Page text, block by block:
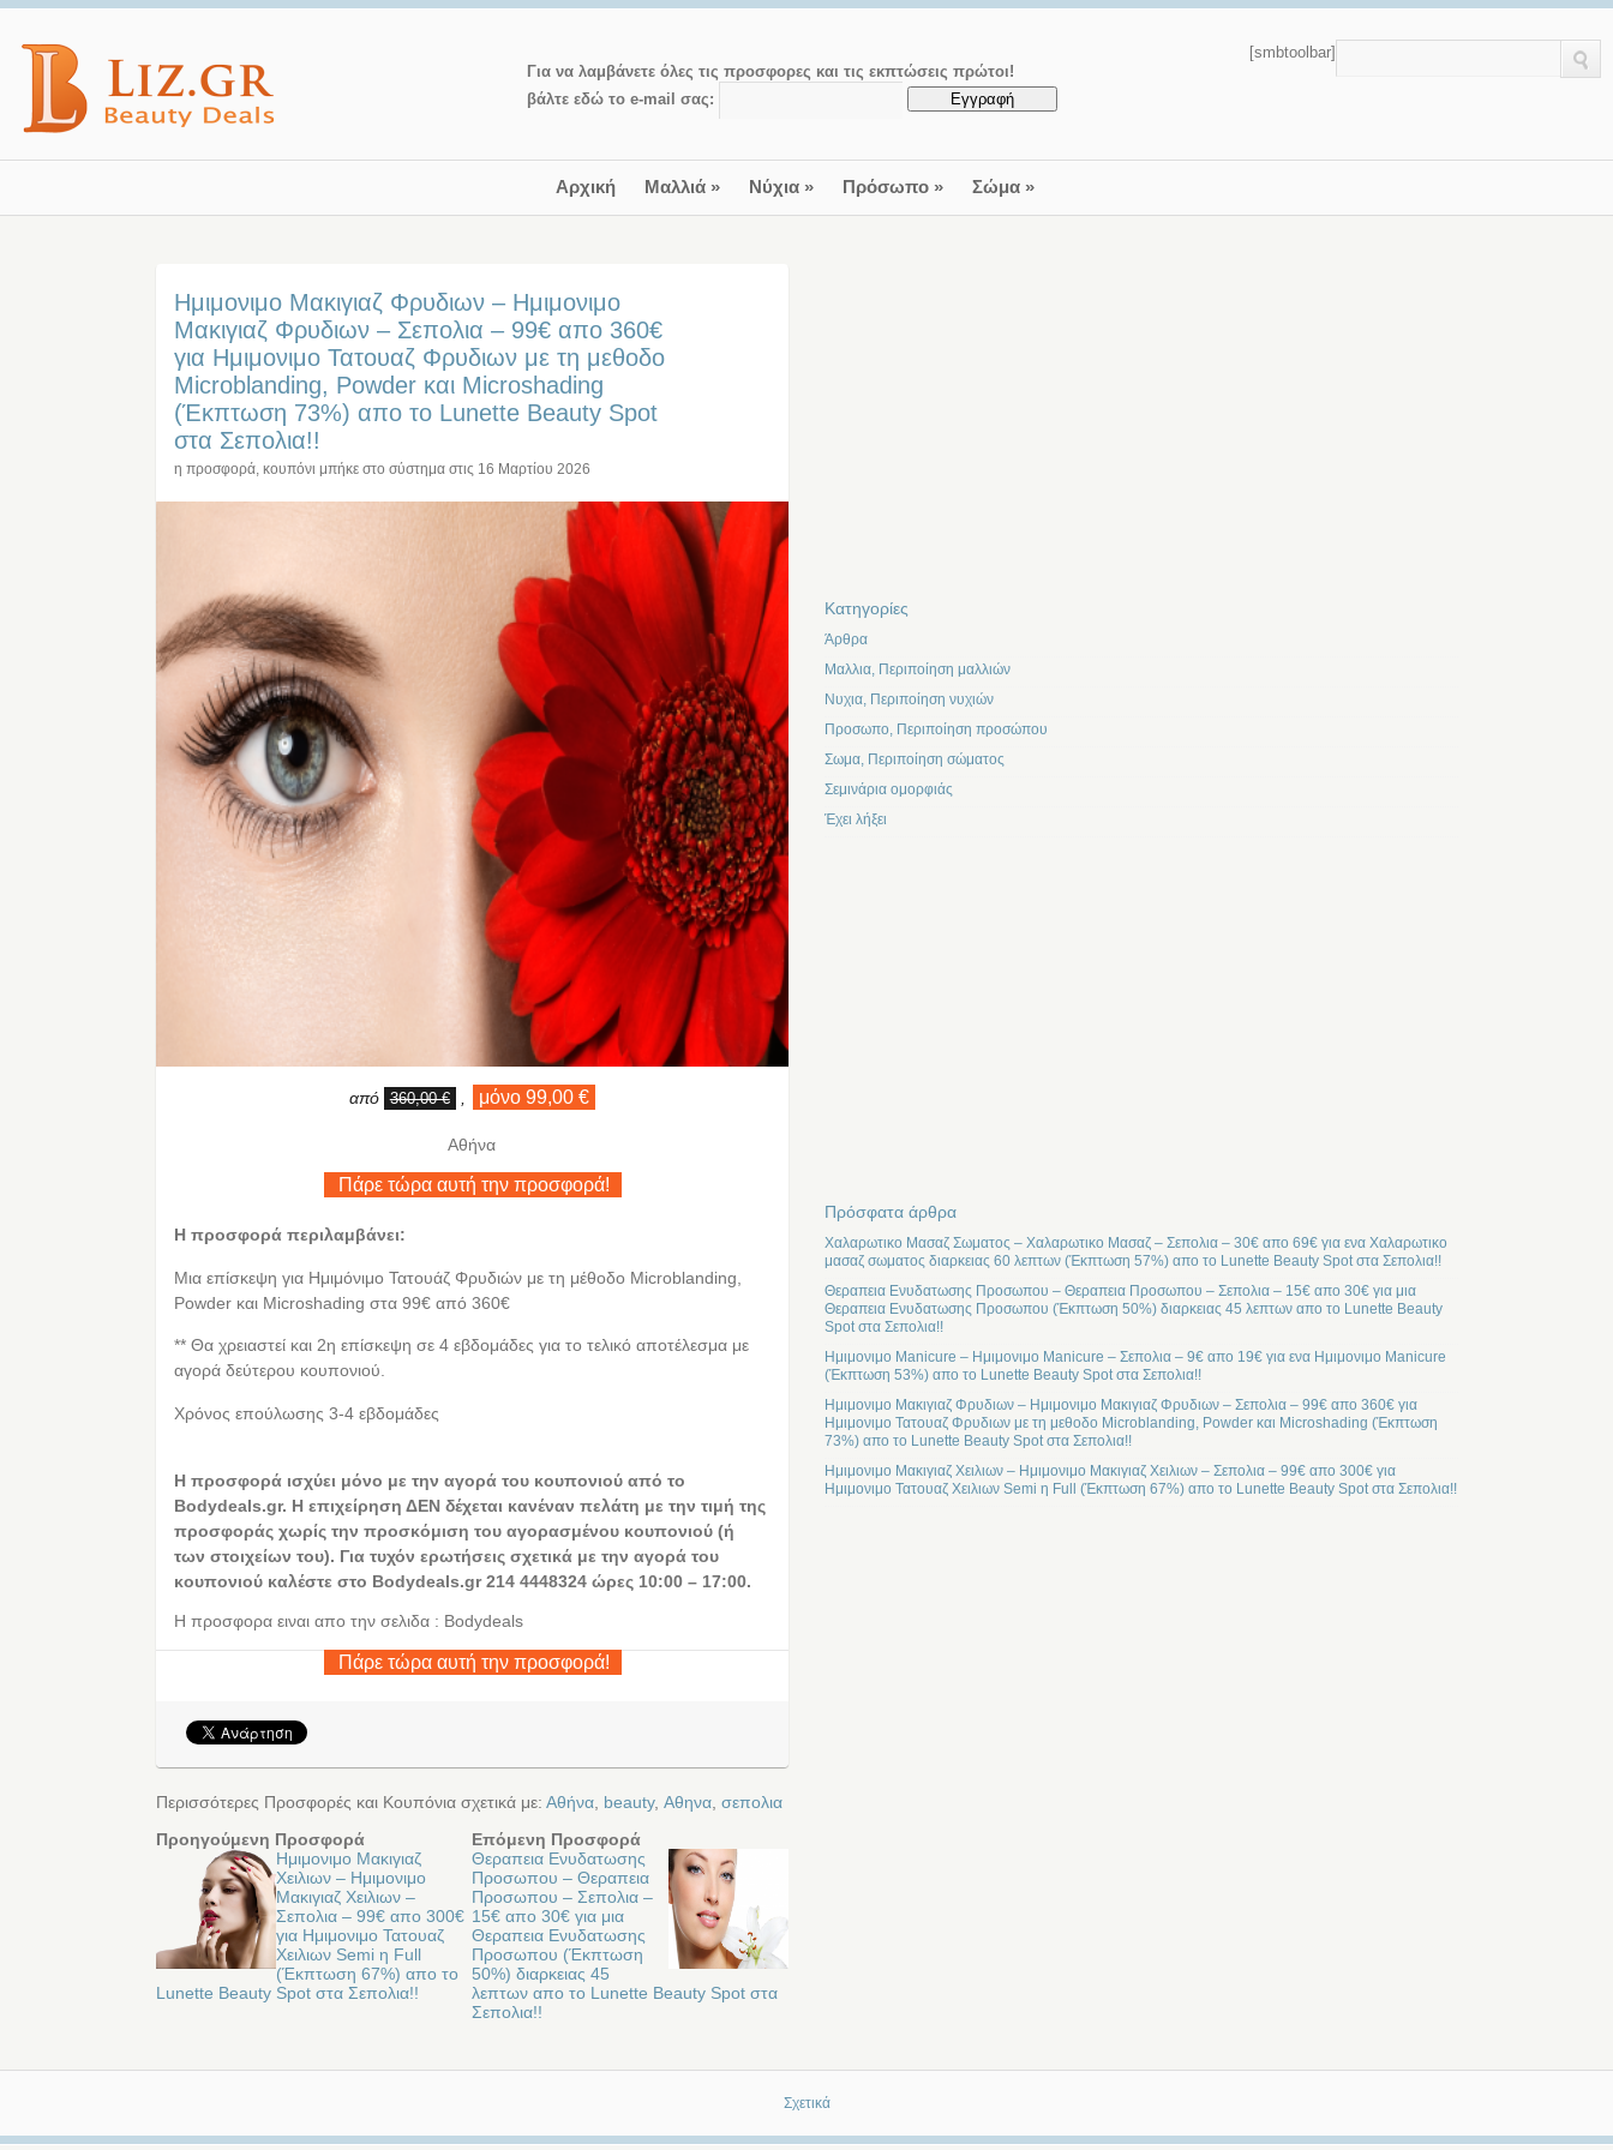
Για να λαμβάνετε όλες τις προσφορες και τις εκπτώσεις πρώτοι!
βάλτε εδώ το e-mail σας:
[smbtoolbar]
Αρχική Μαλλιά» Νύχια» Πρόσωπο» Σώμα»
Ημιμονιμο Μακιγιαζ Φρυδιων – Ημιμονιμο
Μακιγιαζ Φρυδιων – Σεπολια – 99€ απο 360€
για Ημιμονιμο Τατουαζ Φρυδιων με τη μεθοδο
Microblanding, Powder και Microshading
(Έκπτωση 73%) απο το Lunette Beauty Spot
στα Σεπολια!!
η προσφορά, κουπόνι μπήκε στο σύστημα στις 16 Μαρτίου 2026
από 360,00 € , μόνο 99,00 €
Αθήνα
Πάρε τώρα αυτή την προσφορά!
Η προσφορά περιλαμβάνει:
Μια επίσκεψη για Ημιμόνιμο Τατουάζ Φρυδιών με τη μέθοδο Microblanding,
Powder και Microshading στα 99€ από 360€
** Θα χρειαστεί και 2η επίσκεψη σε 4 εβδομάδες για το τελικό αποτέλεσμα με
αγορά δεύτερου κουπονιού.
Χρόνος επούλωσης 3-4 εβδομάδες
Η προσφορά ισχύει μόνο με την αγορά του κουπονιού από το
Bodydeals.gr. Η επιχείρηση ΔΕΝ δέχεται κανέναν πελάτη με την τιμή της
προσφοράς χωρίς την προσκόμιση του αγορασμένου κουπονιού (ή
των στοιχείων του). Για τυχόν ερωτήσεις σχετικά με την αγορά του
κουπονιού καλέστε στο Bodydeals.gr 214 4448324 ώρες 10:00 – 17:00.
Η προσφορα ειναι απο την σελιδα : Bodydeals
Πάρε τώρα αυτή την προσφορά!
Περισσότερες Προσφορές και Κουπόνια σχετικά με: Αθήνα, beauty, Αθηνα, σεπολια
Προηγούμενη Προσφορά
Ημιμονιμο Μακιγιαζ
Χειλιων – Ημιμονιμο
Μακιγιαζ Χειλιων –
Σεπολια – 99€ απο 300€
για Ημιμονιμο Τατουαζ
Χειλιων Semi η Full
(Έκπτωση 67%) απο το
Lunette Beauty Spot στα Σεπολια!!
Επόμενη Προσφορά
Θεραπεια Ενυδατωσης
Προσωπου – Θεραπεια
Προσωπου – Σεπολια –
15€ απο 30€ για μια
Θεραπεια Ενυδατωσης
Προσωπου (Έκπτωση
50%) διαρκειας 45
λεπτων απο το Lunette Beauty Spot στα
Σεπολια!!
Kατηγορίες
Άρθρα
Μαλλια, Περιποίηση μαλλιών
Νυχια, Περιποίηση νυχιών
Προσωπο, Περιποίηση προσώπου
Σωμα, Περιποίηση σώματος
Σεμινάρια ομορφιάς
Έχει λήξει
Πρόσφατα άρθρα
Χαλαρωτικο Μασαζ Σωματος – Χαλαρωτικο Μασαζ – Σεπολια – 30€ απο 69€ για ενα Χαλαρωτικο
μασαζ σωματος διαρκειας 60 λεπτων (Έκπτωση 57%) απο το Lunette Beauty Spot στα Σεπολια!!
Θεραπεια Ενυδατωσης Προσωπου – Θεραπεια Προσωπου – Σεπολια – 15€ απο 30€ για μια
Θεραπεια Ενυδατωσης Προσωπου (Έκπτωση 50%) διαρκειας 45 λεπτων απο το Lunette Beauty
Spot στα Σεπολια!!
Ημιμονιμο Manicure – Ημιμονιμο Manicure – Σεπολια – 9€ απο 19€ για ενα Ημιμονιμο Manicure
(Έκπτωση 53%) απο το Lunette Beauty Spot στα Σεπολια!!
Ημιμονιμο Μακιγιαζ Φρυδιων – Ημιμονιμο Μακιγιαζ Φρυδιων – Σεπολια – 99€ απο 360€ για
Ημιμονιμο Τατουαζ Φρυδιων με τη μεθοδο Microblanding, Powder και Microshading (Έκπτωση
73%) απο το Lunette Beauty Spot στα Σεπολια!!
Ημιμονιμο Μακιγιαζ Χειλιων – Ημιμονιμο Μακιγιαζ Χειλιων – Σεπολια – 99€ απο 300€ για
Ημιμονιμο Τατουαζ Χειλιων Semi η Full (Έκπτωση 67%) απο το Lunette Beauty Spot στα Σεπολια!!
Σχετικά